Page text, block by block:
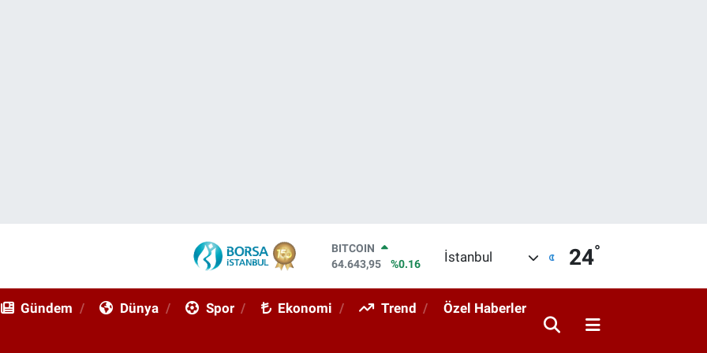
DOLAR
47,6704
%0
STERLİN
İstanbul 24°
Gündem Dünya Spor Ekonomi Trend Özel Haberler